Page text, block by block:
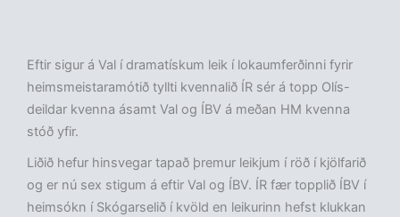
Eftir sigur á Val í dramatískum leik í lokaumferðinni fyrir
heimsmeistaramótið tyllti kvennalið ÍR sér á topp Olís-
deildar kvenna ásamt Val og ÍBV á meðan HM kvenna
stóð yfir.
Liðið hefur hinsvegar tapað þremur leikjum í röð í kjölfarið
og er nú sex stigum á eftir Val og ÍBV. ÍR fær topplið ÍBV í
heimsókn í Skógarselið í kvöld en leikurinn hefst klukkan